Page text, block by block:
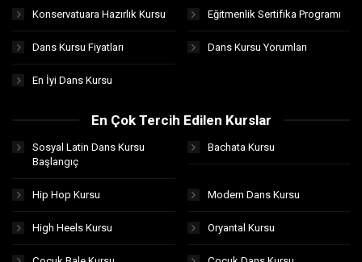
Konservatuara Hazırlık Kursu Eğitmenlik Sertifika Programı
Dans Kursu Fiyatları Dans Kursu Yorumları
En İyi Dans Kursu
En Çok Tercih Edilen Kurslar
Sosyal Latin Dans Kursu
Başlangıç
Bachata Kursu
Hip Hop Kursu Modern Dans Kursu
High Heels Kursu Oryantal Kursu